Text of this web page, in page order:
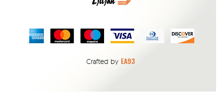
Crafted by EA93